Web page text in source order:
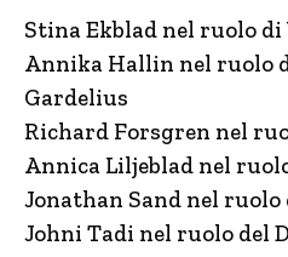
Stina Ekblad nel ruolo di
Annika Hallin nel ruolo
Gardelius
Richard Forsgren nel
Annica Liljeblad nel
Jonathan Sand nel
Johni Tadi nel ruolo del